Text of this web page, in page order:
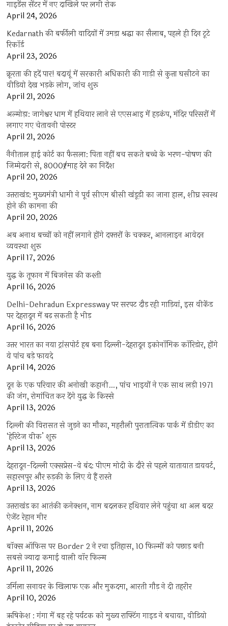
गाइडेंस सेंटर में नए दाखिले पर लगी रोक
April 24, 2026
Kedarnath की बर्फीली वादियों में उमड़ा श्रद्धा का सैलाब, पहले ही दिन टूटे
रिकॉर्ड
April 23, 2026
क्रूरता की हदें पार! बदायूं में सरकारी अधिकारी की गाड़ी से कुत्ता घसीटने का
वीडियो देख भड़के लोग, जांच शुरू
April 21, 2026
अल्मोड़ा: जागेश्वर धाम में हथियार लाने से एएसआइ में हड़कंप, मंदिर परिसरों में
लगाए गए चेतावनी पोस्टर
April 21, 2026
नैनीताल हाई कोर्ट का फैसला: पिता नहीं बच सकते बच्चे के भरण-पोषण की
जिम्मेदारी से, 8000₹/माह देने का निर्देश
April 20, 2026
उत्तराखंड: मुख्यमंत्री धामी ने पूर्व सीएम बीसी खंडूड़ी का जाना हाल, शीघ्र स्वस्थ
होने की कामना की
April 20, 2026
अब अनाथ बच्चों को नहीं लगाने होंगे दफ्तरों के चक्कर, आनलाइन आवेदन
व्यवस्था शुरू
April 17, 2026
युद्ध के तूफान में बिजनेस की कश्ती
April 16, 2026
Delhi-Dehradun Expressway पर सरपट दौड़ रही गाड़ियां, इस वीकेंड
पर देहरादून में बढ़ सकती है भीड़
April 16, 2026
उत्तर भारत का नया ट्रांसपोर्ट हब बना दिल्ली-देहरादून इकोनॉमिक कॉरिडोर, होंगे
ये पांच बड़े फायदे
April 14, 2026
दून के एक परिवार की अनोखी कहानी…, पांच भाइयों ने एक साथ लड़ी 1971
की जंग, रोमांचित कर देंगे युद्ध के किस्से
April 13, 2026
दिल्ली की विरासत से जुड़ने का मौका, महरौली पुरातात्विक पार्क में डीडीए का
‘हेरिटेज वीक’ शुरू
April 13, 2026
देहरादून-दिल्ली एक्सप्रेस-वे बंद: पीएम मोदी के दौरे से पहले यातायात डायवर्ट,
सहारनपुर और रुड़की के लिए ये हैं रास्ते
April 13, 2026
उत्तराखंड का आतंकी कनेक्शन, नाम बदलकर हथियार लेने पहुंचा था अल बदर
ऐजेंट रेहान मीर
April 11, 2026
बॉक्स ऑफिस पर Border 2 ने रचा इतिहास, 10 फिल्मों को पछाड़ बनी
सबसे ज्यादा कमाई वाली वॉर फिल्म
April 11, 2026
उर्मिला सनावर के खिलाफ एक और मुकदमा, आरती गौड़ ने दी तहरीर
April 10, 2026
ऋषिकेश : गंगा में बह रहे पर्यटक को मुख्य राफ्टिंग गाइड ने बचाया, वीडियो